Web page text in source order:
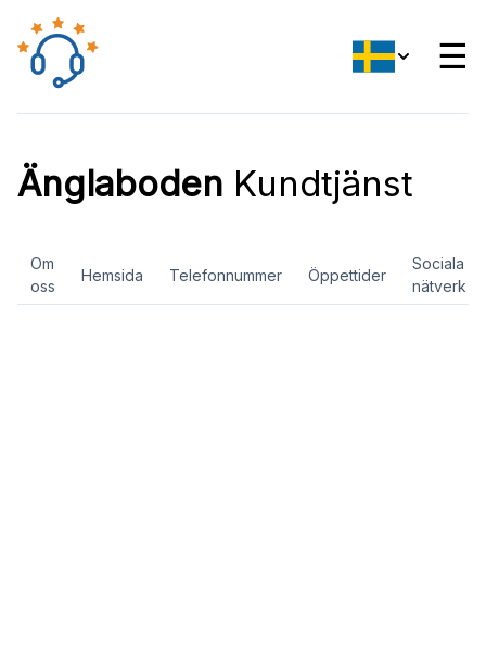
☰
Änglaboden Kundtjänst
Om
oss
Hemsida Telefonnummer Öppettider
Sociala
nätverk